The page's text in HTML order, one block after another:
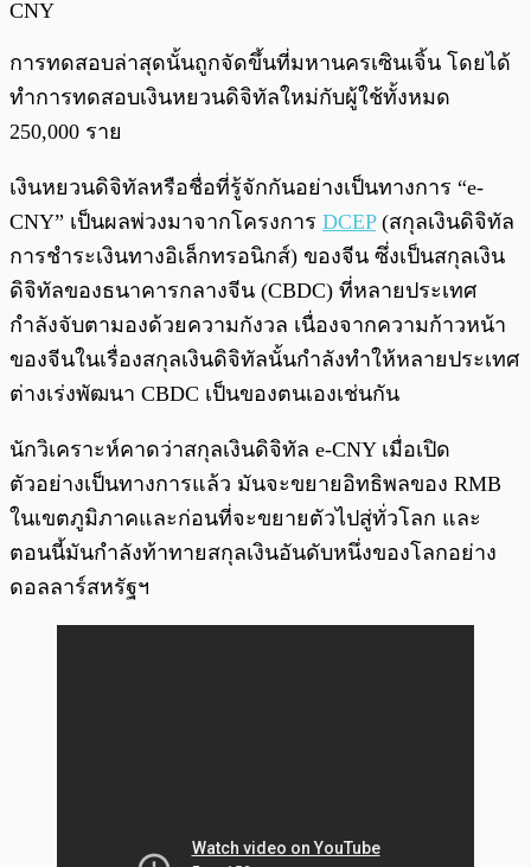
CNY
การทดสอบล่าสุดนั้นถูกจัดขึ้นที่มหานครเซินเจิ้น โดยได้
ทำการทดสอบเงินหยวนดิจิทัลใหม่กับผู้ใช้ทั้งหมด
250,000 ราย
เงินหยวนดิจิทัลหรือชื่อที่รู้จักกันอย่างเป็นทางการ “e-
CNY” เป็นผลพ่วงมาจากโครงการ DCEP(สกุลเงินดิจิทัล
การชำระเงินทางอิเล็กทรอนิกส์) ของจีน ซึ่งเป็นสกุลเงิน
ดิจิทัลของธนาคารกลางจีน (CBDC) ที่หลายประเทศ
กำลังจับตามองด้วยความกังวล เนื่องจากความก้าวหน้า
ของจีนในเรื่องสกุลเงินดิจิทัลนั้นกำลังทำให้หลายประเทศ
ต่างเร่งพัฒนา CBDC เป็นของตนเองเช่นกัน
นักวิเคราะห์คาดว่าสกุลเงินดิจิทัล e-CNY เมื่อเปิด
ตัวอย่างเป็นทางการแล้ว มันจะขยายอิทธิพลของ RMB
ในเขตภูมิภาคและก่อนที่จะขยายตัวไปสู่ทั่วโลก และ
ตอนนี้มันกำลังท้าทายสกุลเงินอันดับหนึ่งของโลกอย่าง
ดอลลาร์สหรัฐฯ